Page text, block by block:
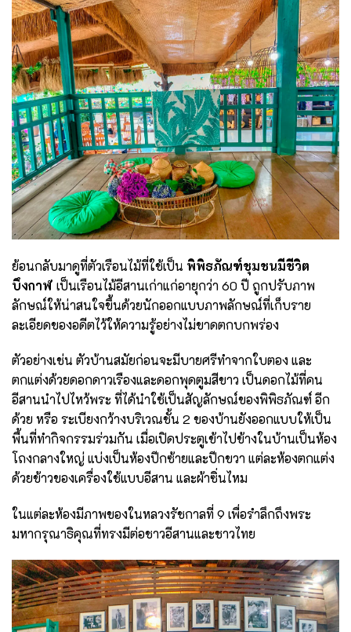
ย้อนกลับมาดูที่ตัวเรือนไม้ที่ใช้เป็น พิพิธภัณฑ์ชุมชนมีชีวิต
บึงกาฬ เป็นเรือนไม้อีสานเก่าแก่อายุกว่า 60 ปี ถูกปรับภาพ
ลักษณ์ให้น่าสนใจขึ้นด้วยนักออกแบบภาพลักษณ์ที่เก็บราย
ละเอียดของอดีตไว้ให้ความรู้อย่างไม่ขาดตกบกพร่อง
ตัวอย่างเช่น ตัวบ้านสมัยก่อนจะมีบายศรีทำจากใบตอง และ
ตกแต่งด้วยดอกดาวเรืองและดอกพุดตูมสีขาว เป็นดอกไม้ที่คน
อีสานนำไปไหว้พระ ที่ได้นำใช้เป็นสัญลักษณ์ของพิพิธภัณฑ์ อีก
ด้วย หรือ ระเบียงกว้างบริเวณชั้น 2 ของบ้านยังออกแบบให้เป็น
พื้นที่ทำกิจกรรมร่วมกัน เมื่อเปิดประตูเข้าไปข้างในบ้านเป็นห้อง
โถงกลางใหญ่ แบ่งเป็นห้องปีกซ้ายและปีกขวา แต่ละห้องตกแต่ง
ด้วยข้าวของเครื่องใช้แบบอีสาน และผ้าซิ่นไหม
ในแต่ละห้องมีภาพของในหลวงรัชกาลที่ 9 เพื่อรำลึกถึงพระ
มหากรุณาธิคุณที่ทรงมีต่อชาวอีสานและชาวไทย